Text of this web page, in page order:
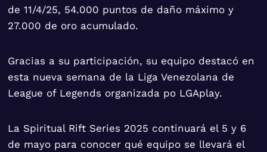
de 11/4/25, 54.000 puntos de daño máximo y
27.000 de oro acumulado.
Gracias a su participación, su equipo destacó en
esta nueva semana de la Liga Venezolana de
League of Legends organizada po LGAplay.
La Spiritual Rift Series 2025 continuará el 5 y 6
de mayo para conocer qué equipo se llevará el